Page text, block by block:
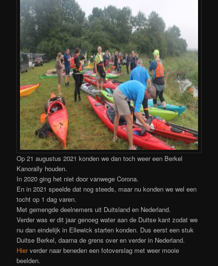
Op 21 augustus 2021 konden we dan toch weer een Berkel
Kanorally houden.
In 2020 ging het niet door vanwege Corona.
En in 2021 speelde dat nog steeds, maar nu konden we wel een
tocht op 1 dag varen.
Met gemengde deelnemers uit Duitsland en Nederland.
Verder was er dit jaar genoeg water aan de Duitse kant zodat we
nu dan eindelijk in Ellewick starten konden. Dus eerst een stuk
Duitse Berkel, daarna de grens over en verder in Nederland.
Hierverder naar beneden een fotoverslag met weer mooie
beelden.